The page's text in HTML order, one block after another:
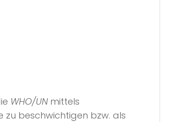
WHO/UN mittels
zu beschwichtigen bzw. als